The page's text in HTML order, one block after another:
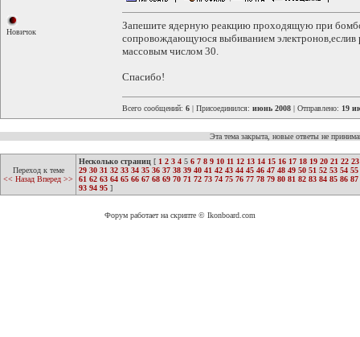
Новичок
Запешите ядерную реакцию проходящую при
сопровождающуюся выбиванием электронов,еслив
массовым числом 30.
Спасибо!
Всего сообщений: 6 | Присоединился: июнь 2008 | Отправлено: 19
Эта тема закрыта, новые ответы не
Переход к теме
<< Назад Вперед >>
Несколько страниц [ 1 2 3 4 5 6 7 8 9 10 11 12 13 14 15 16 17 18 19 20 21 22 23
29 30 31 32 33 34 35 36 37 38 39 40 41 42 43 44 45 46 47 48 49 50 51 52 53 54 55
61 62 63 64 65 66 67 68 69 70 71 72 73 74 75 76 77 78 79 80 81 82 83 84 85 86 87
93 94 95 ]
Форум работает на скрипте © Ikonboard.com